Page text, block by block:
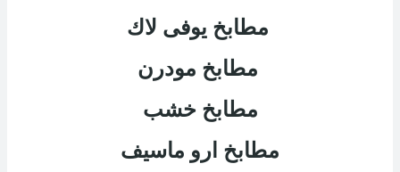
مطابخ يوفى لاك
مطابخ مودرن
مطابخ خشب
مطابخ ارو ماسيف